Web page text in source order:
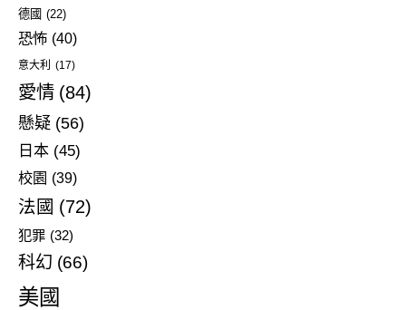
德國 (22)
恐怖 (40)
意大利 (17)
愛情 (84)
懸疑 (56)
日本 (45)
校園 (39)
法國 (72)
犯罪 (32)
科幻 (66)
美國